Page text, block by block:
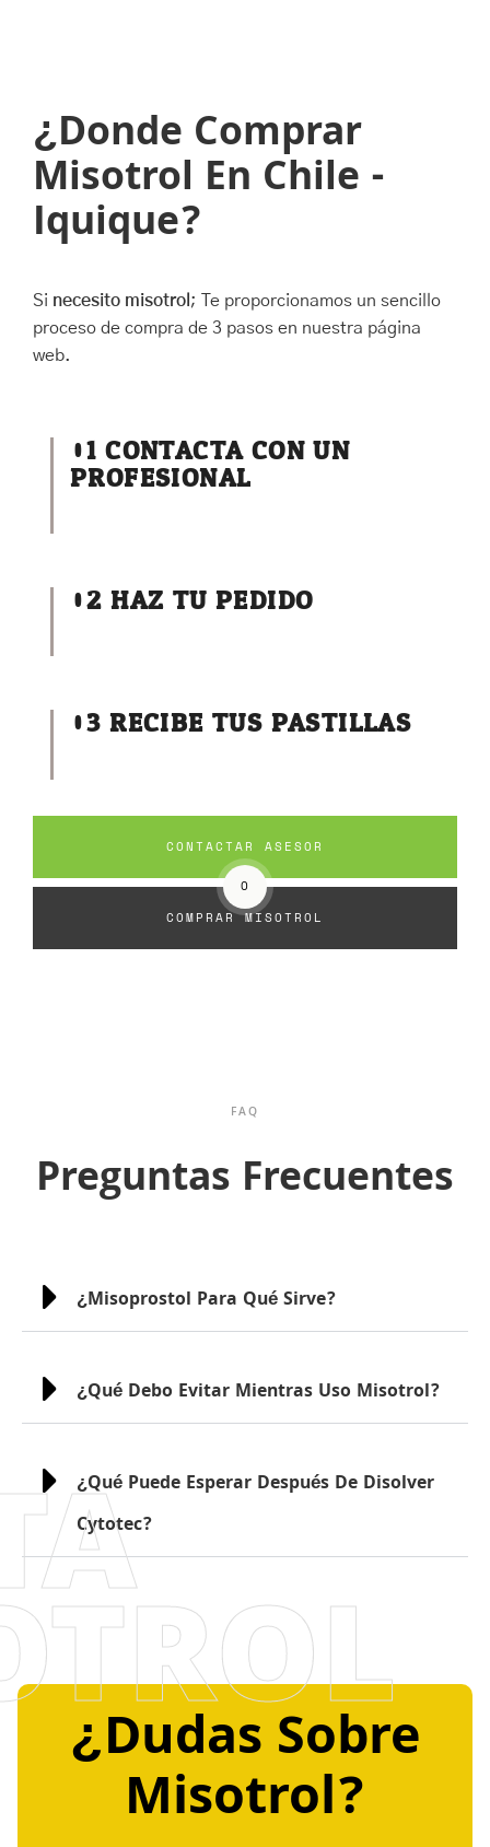
¿Donde Comprar
Misotrol En Chile -
Iquique?
Si necesito misotrol ; Te proporcionamos un sencillo
proceso de compra de 3 pasos en nuestra página
web.
01CONTACTA CON UN
PROFESIONAL
02HAZ TU PEDIDO
03RECIBE TUS PASTILLAS
CONTACTAR ASESOR
O
COMPRAR MISOTROL
FAQ
Preguntas Frecuentes
¿Misoprostol Para Qué Sirve?
¿Qué Debo Evitar Mientras Uso Misotrol?
¿Qué Puede Esperar Después De Disolver
Cytotec?
¿Dudas Sobre
Misotrol?